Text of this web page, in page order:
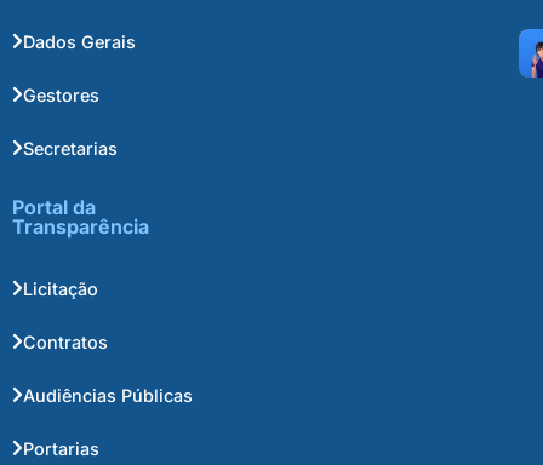
Dados Gerais
Gestores
Secretarias
Portal da
Transparência
Licitação
Contratos
Audiências Públicas
Portarias